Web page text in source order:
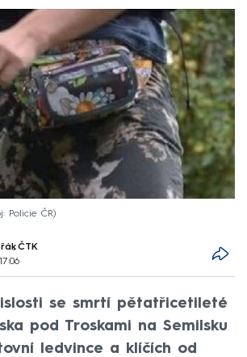
Policie ČR
, ČTK
se smrtí pětatřicetileté
pod Troskami na Semilsku
ledvince a klíčích od